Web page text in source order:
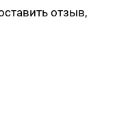
отзыв,